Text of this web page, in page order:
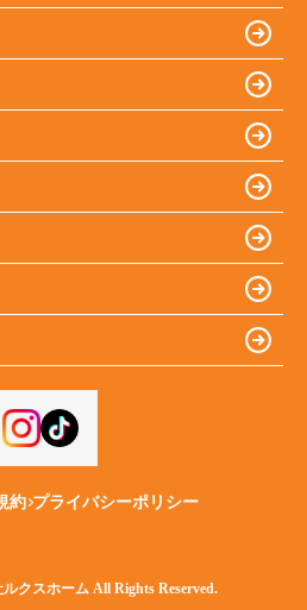
約 プライバシーポリシー
クスホーム All Rights Reserved.